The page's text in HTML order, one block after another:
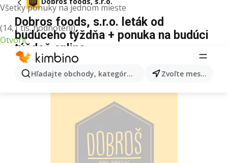
Všetky ponuky na jednom mieste
(14,1 tis. hodnotení)
Otvoriť
Hľadajte obchody, kategórie, produkty... Zvoľte mesto
Dobros foods, s.r.o. leták od
budúceho týždňa + ponuka na budúci
týždeň online